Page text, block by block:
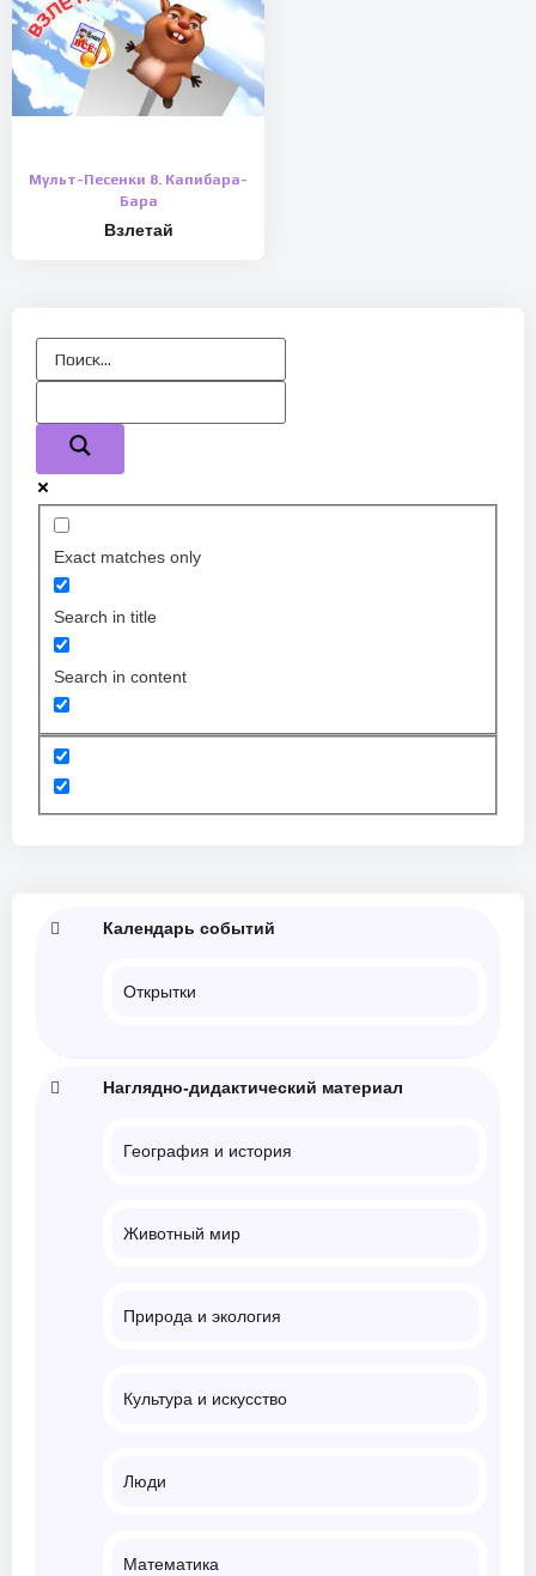
Мульт-Песенки 8. Капибара-
Бара
Взлетай
Exact matches only
Search in title
Search in content
Календарь событий
Открытки
Наглядно-дидактический материал
География и история
Животный мир
Природа и экология
Культура и искусство
Люди
Математика